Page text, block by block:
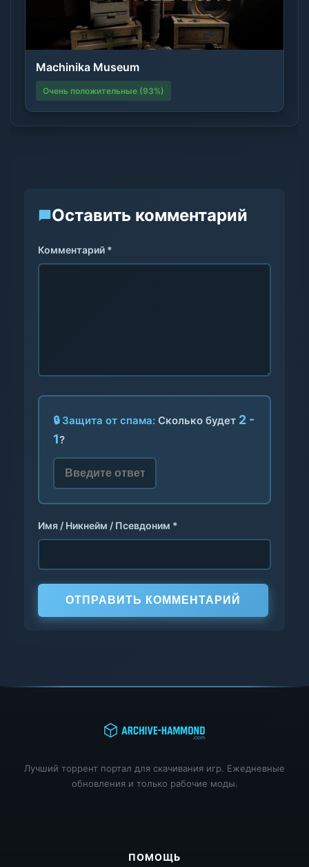
Machinika Museum
Очень положительные (93%)
Оставить комментарий
Комментарий *
🔒 Защита от спама: Сколько будет 2 -
1?
Имя / Никнейм / Псевдоним *
ОТПРАВИТЬ КОММЕНТАРИЙ
Лучший торрент портал для скачивания игр. Ежедневные
обновления и только рабочие моды.
ПОМОЩЬ